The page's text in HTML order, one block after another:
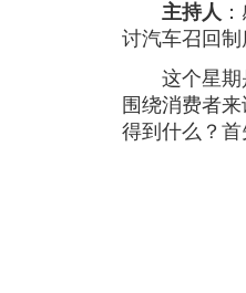
主持人
讨汽车召回制
这个星期是
围绕消费者
得到什么？